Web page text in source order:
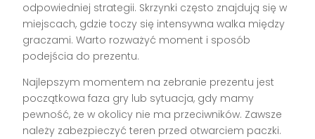
odpowiedniej strategii. Skrzynki często znajdują się w
miejscach, gdzie toczy się intensywna walka między
graczami. Warto rozważyć moment i sposób
podejścia do prezentu.
Najlepszym momentem na zebranie prezentu jest
początkowa faza gry lub sytuacja, gdy mamy
pewność, że w okolicy nie ma przeciwników. Zawsze
należy zabezpieczyć teren przed otwarciem paczki.